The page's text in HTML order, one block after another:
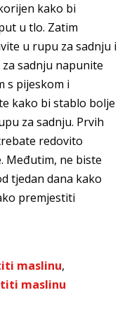
kako bi
u tlo. Zatim
u rupu za sadnju i
sadnju napunite
s pijeskom i
kako bi stablo bolje
za sadnju. Prvih
redovito
Međutim, ne biste
tjedan dana kako
premjestiti
maslinu,
maslinu